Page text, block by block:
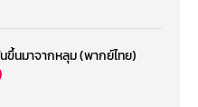
นมาจากหลุม (พากย์ไทย)